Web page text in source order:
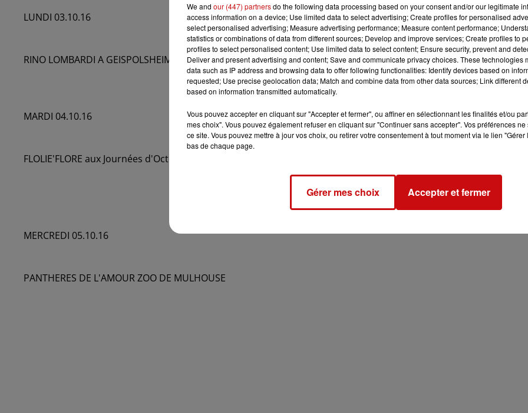
LUNDI 03.10.16
RINO LOMBARDI A GEISPOLSHEIM le 29 octobre
MARDI 04.10.16
FLOLIE'FLORE aux Journées d'Octobre au Parc Expo Mulhouse avec Laurent Grain
MERCREDI 05.10.16
PANTHERES DE L'AMOUR ZOO DE MULHOUSE
We and our (447) partnersdo the following data processing based on your consent and/or our legitimate
access information on a device; Use limited data to select advertising; Create profiles for personalised
select personalised advertising; Measure advertising performance; Measure content performance;
statistics or combinations of data from different sources; Develop and improve services; Create profiles to
profiles to select personalised content; Use limited data to select content; Ensure security, prevent and
Deliver and present advertising and content; Save and communicate privacy choices. These technologies
data such as IP address and browsing data to offer following functionalities: Identify devices based on
requested; Use precise geolocation data; Match and combine data from other data sources; Link different
based on information transmitted automatically.
Vous pouvez accepter en cliquant sur "Accepter et fermer", ou affiner en sélectionnant les finalités et/ou
mes choix". Vous pouvez également refuser en cliquant sur "Continuer sans accepter". Vos préférences
ce site. Vous pouvez mettre à jour vos choix, ou retirer votre consentement à tout moment via le lien
bas de chaque page.
Gérer mes choix Accepter et fermer